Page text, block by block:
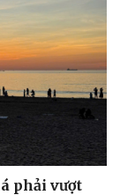
phải vượt